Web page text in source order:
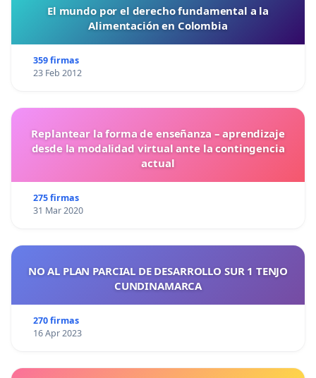
El mundo por el derecho fundamental a la
Alimentación en Colombia
359 firmas
23 Feb 2012
Replantear la forma de enseñanza – aprendizaje
desde la modalidad virtual ante la contingencia
actual
275 firmas
31 Mar 2020
NO AL PLAN PARCIAL DE DESARROLLO SUR 1 TENJO
CUNDINAMARCA
270 firmas
16 Apr 2023